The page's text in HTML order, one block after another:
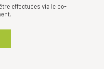
effectuées via le co-